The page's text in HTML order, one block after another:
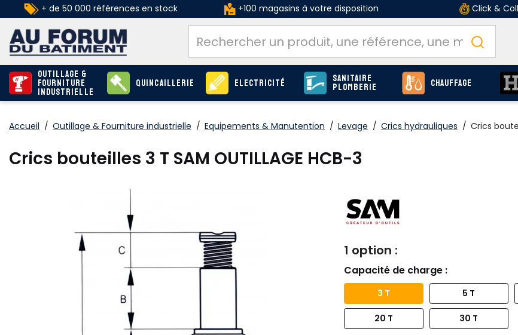
+ de 50 000 références en stock +100 magasins à votre disposition Click &
Outillage &
Fourniture
industrielle
Quincaillerie Electricité Sanitaire
Plomberie Chauffage
Accueil / Outillage & Fourniture industrielle / Equipements & Manutention / Levage / Crics hydrauliques / Crics
Crics bouteilles 3 T SAM OUTILLAGE HCB-3
1 option :
Capacité de charge :
3 T 5 T
20 T 30 T